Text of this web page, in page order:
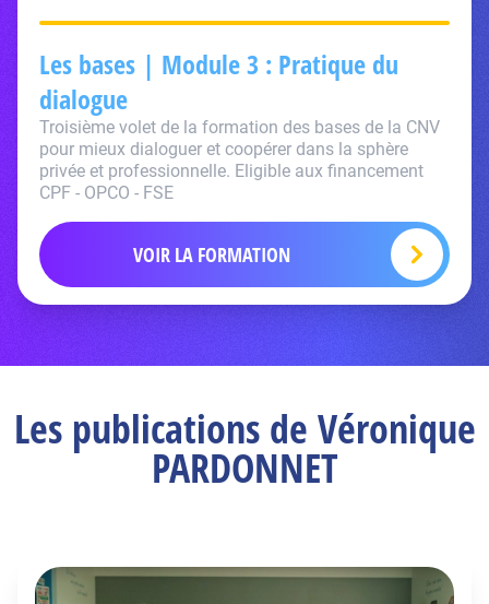
Les bases | Module 3 : Pratique du
dialogue
Troisième volet de la formation des bases de la CNV
pour mieux dialoguer et coopérer dans la sphère
privée et professionnelle. Eligible aux financement
CPF - OPCO - FSE
VOIR LA FORMATION
Les publications de Véronique
PARDONNET